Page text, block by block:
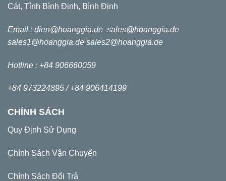
Cát, Tỉnh Bình Định, Bình Định
Email : dien@hoanggia.de sales@hoanggia.de
sales1@hoanggia.de sales2@hoanggia.de
Hotline : +84 906660059
+84 973224895 /+84 906414199
CHÍNH SÁCH
Quy Định Sử Dụng
Chính Sách Vận Chuyển
Chính Sách Đổi Trả